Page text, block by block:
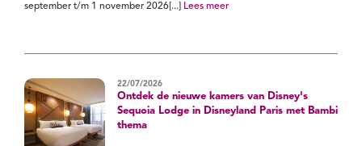
september t/m 1 november 2026[...]
Lees meer
22/07/2026
Ontdek de nieuwe kamers van Disney's
Sequoia Lodge in Disneyland Paris met Bambi
thema